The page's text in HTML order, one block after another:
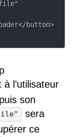
à l’utilisateur
son
sera
ce